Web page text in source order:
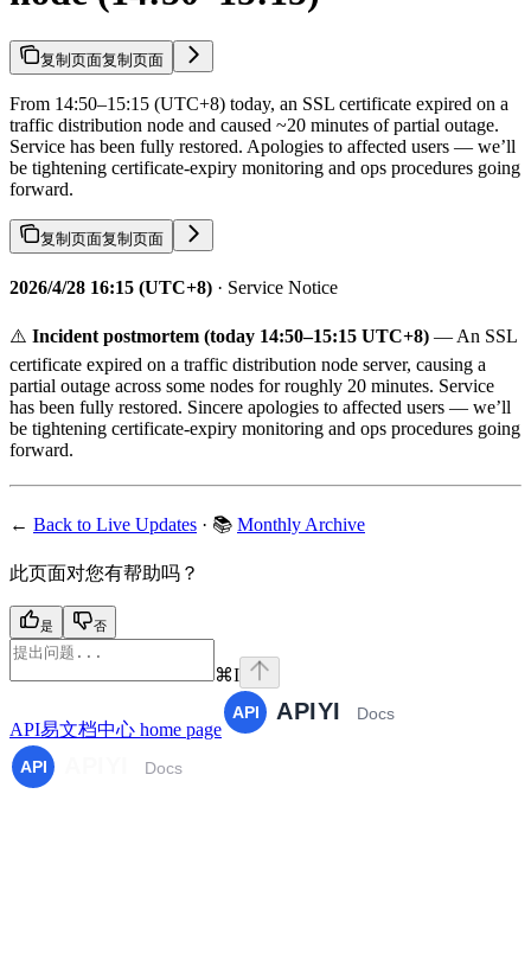
复制页面复制页面
From 14:50–15:15 (UTC+8) today, an SSL certificate expired on a
traffic distribution node and caused ~20 minutes of partial outage.
Service has been fully restored. Apologies to affected users — we’ll
be tightening certificate-expiry monitoring and ops procedures going
forward.
复制页面复制页面
2026/4/28 16:15 (UTC+8) · Service Notice
⚠️ Incident postmortem (today 14:50–15:15 UTC+8) — An SSL
certificate expired on a traffic distribution node server, causing a
partial outage across some nodes for roughly 20 minutes. Service
has been fully restored. Sincere apologies to affected users — we’ll
be tightening certificate-expiry monitoring and ops procedures going
forward.
← Back to Live Updates · 📚 Monthly Archive
此页面对您有帮助吗？
是 否
⌘I
API易文档中心 home page